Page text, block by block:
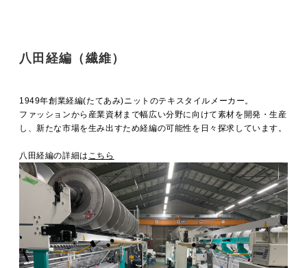
八田経編（繊維）
1949年創業経編(たてあみ)ニットのテキスタイルメーカー。
ファッションから産業資材まで幅広い分野に向けて素材を開発・生産
し、新たな市場を生み出すため経編の可能性を日々探求しています。
八田経編の詳細は こちら